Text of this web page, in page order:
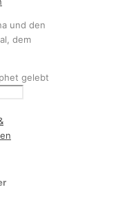
und den
dem
gelebt